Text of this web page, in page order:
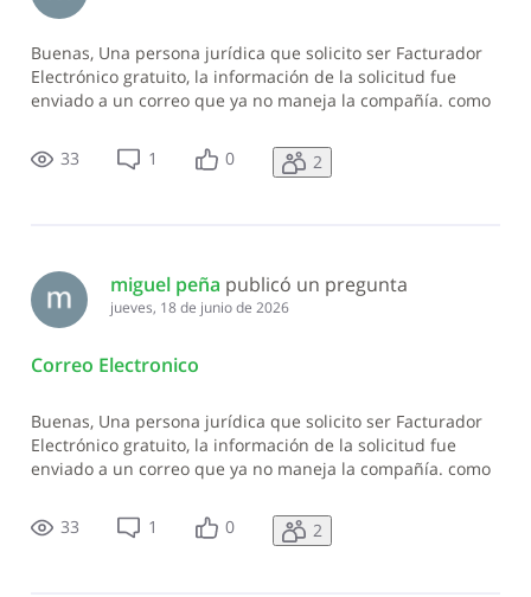
Buenas, Una persona jurídica que solicito ser Facturador
Electrónico gratuito, la información de la solicitud fue
enviado a un correo que ya no maneja la compañía. como
33
1 0 2
miguel peña publicó un pregunta
jueves, 18 de junio de 2026
Correo Electronico
Buenas, Una persona jurídica que solicito ser Facturador
Electrónico gratuito, la información de la solicitud fue
enviado a un correo que ya no maneja la compañía. como
33
1 0 2